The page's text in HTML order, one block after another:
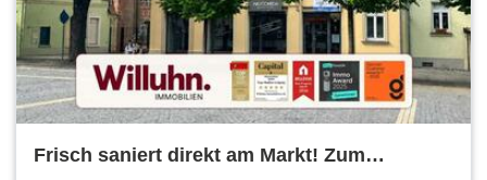
Frisch saniert direkt am Markt! Zum